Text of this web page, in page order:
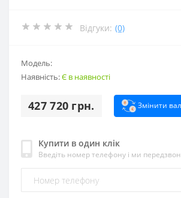
Відгуки: (0)
Модель:
Наявність:Є в наявності
427 720 грн. Змінити
Купити в один клік
Введіть номер телефону і ми